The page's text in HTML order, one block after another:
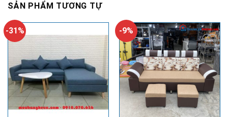
SẢN PHẨM TƯƠNG TỰ
-31% -9%